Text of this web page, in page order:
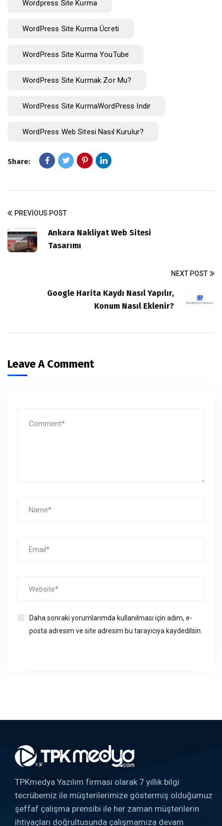
Wordpress Site Kurma
WordPress Site Kurma Ücreti
WordPress Site Kurma YouTube
WordPress Site Kurmak Zor Mu?
WordPress Site KurmaWordPress Indir
WordPress Web Sitesi Nasıl Kurulur?
Share:
PREVIOUS POST
Ankara Nakliyat Web Sitesi
Tasarımı
NEXT POST
Google Harita Kaydı Nasıl Yapılır,
Konum Nasıl Eklenir?
Leave A Comment
Daha sonraki yorumlarımda kullanılması için adım, e-
posta adresim ve site adresim bu tarayıcıya kaydedilsin.
TPKmedya Yazılım firması olarak 7 yıllık bilgi
tecrübemiz ile müşterilerimize göstermiş olduğumuz
şeffaf çalışma prensibi ile her zaman müşterilerin
ihtiyaçları doğrultusunda çalışmamıza devam